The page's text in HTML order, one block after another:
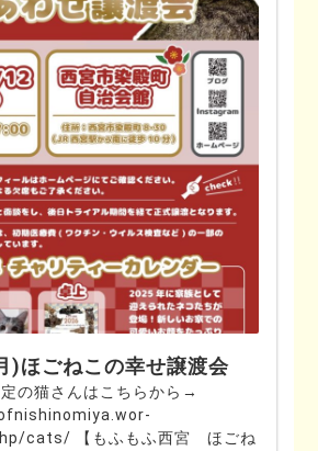
)ほごねこの幸せ譲渡会
定の猫さんはこちらから→
cats/ 【もふもふ西宮 ほごね